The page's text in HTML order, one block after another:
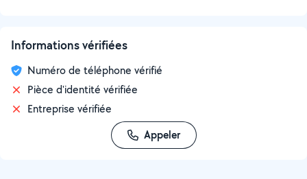
Informations vérifiées
Numéro de téléphone vérifié
Pièce d'identité vérifiée
Entreprise vérifiée
Appeler